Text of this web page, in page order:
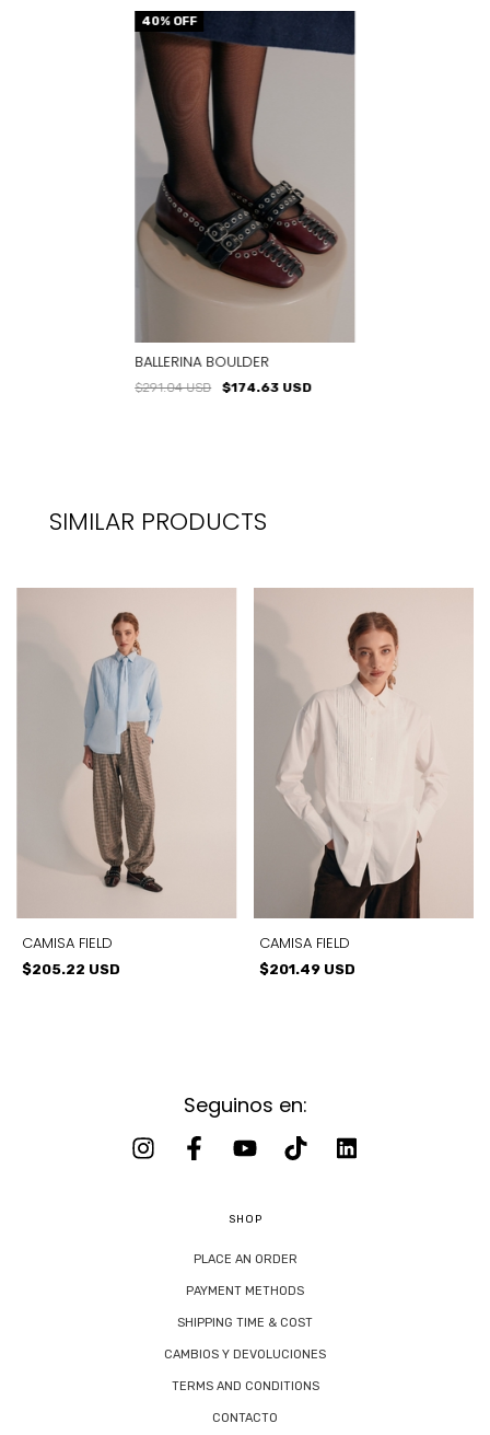
SIMILAR PRODUCTS
CAMISA FIELD
$205.22 USD
CAMISA FIELD
$201.49 USD
40% OFF
BALLERINA BOULDER
$291.04 USD $174.63 USD
Seguinos en:
SHOP
PLACE AN ORDER
PAYMENT METHODS
SHIPPING TIME & COST
CAMBIOS Y DEVOLUCIONES
TERMS AND CONDITIONS
CONTACTO